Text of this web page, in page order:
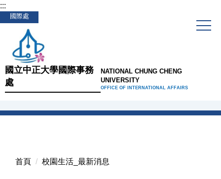
跳
到
內
容
區
:::
國際處
國立中正大學國際事務
處
NATIONAL CHUNG CHENG
UNIVERSITY
OFFICE OF INTERNATIONAL AFFAIRS
首頁 校園生活_最新消息